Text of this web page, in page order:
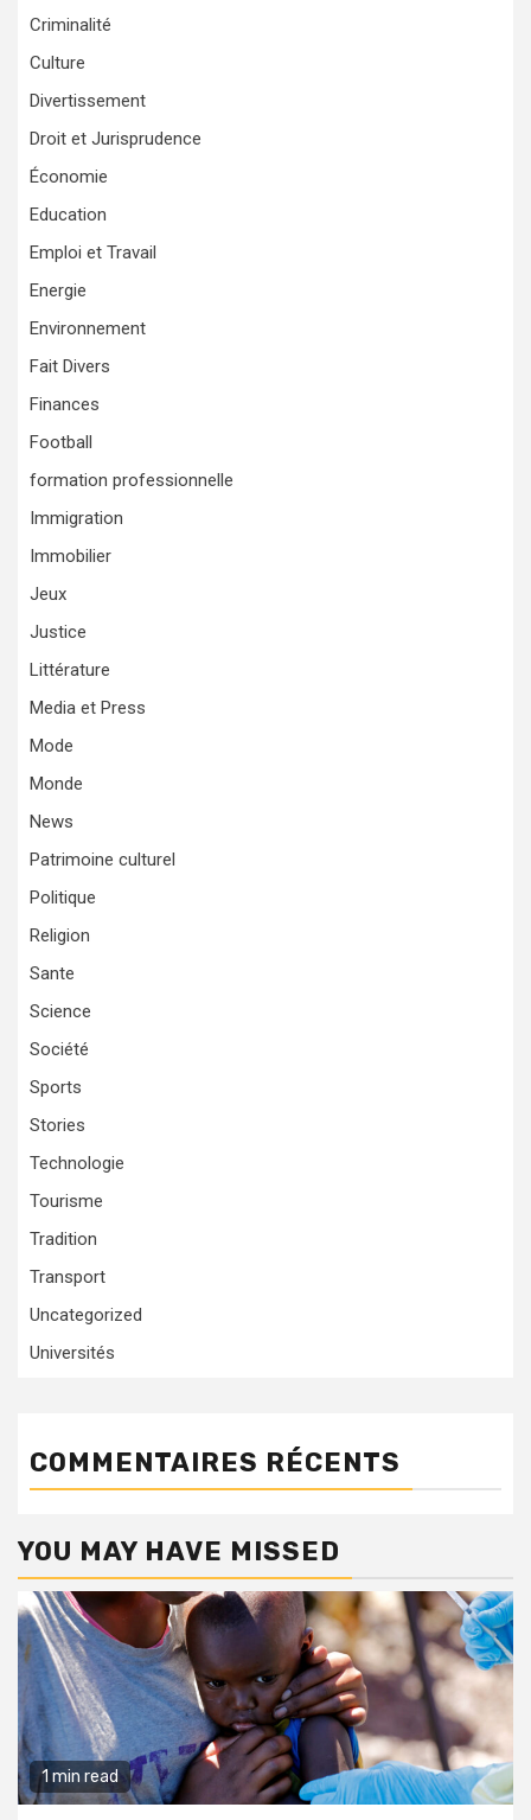
Criminalité
Culture
Divertissement
Droit et Jurisprudence
Économie
Education
Emploi et Travail
Energie
Environnement
Fait Divers
Finances
Football
formation professionnelle
Immigration
Immobilier
Jeux
Justice
Littérature
Media et Press
Mode
Monde
News
Patrimoine culturel
Politique
Religion
Sante
Science
Société
Sports
Stories
Technologie
Tourisme
Tradition
Transport
Uncategorized
Universités
COMMENTAIRES RÉCENTS
YOU MAY HAVE MISSED
1 min read